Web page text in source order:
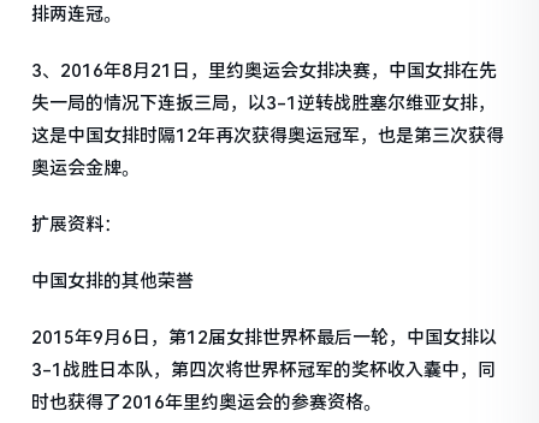
排两连冠。
3、2016年8月21日，里约奥运会女排决赛，中国女排在先
失一局的情况下连扳三局，以3-1逆转战胜塞尔维亚女排，
这是中国女排时隔12年再次获得奥运冠军，也是第三次获得
奥运会金牌。
扩展资料：
中国女排的其他荣誉
2015年9月6日，第12届女排世界杯最后一轮，中国女排以
3-1战胜日本队，第四次将世界杯冠军的奖杯收入囊中，同
时也获得了2016年里约奥运会的参赛资格。